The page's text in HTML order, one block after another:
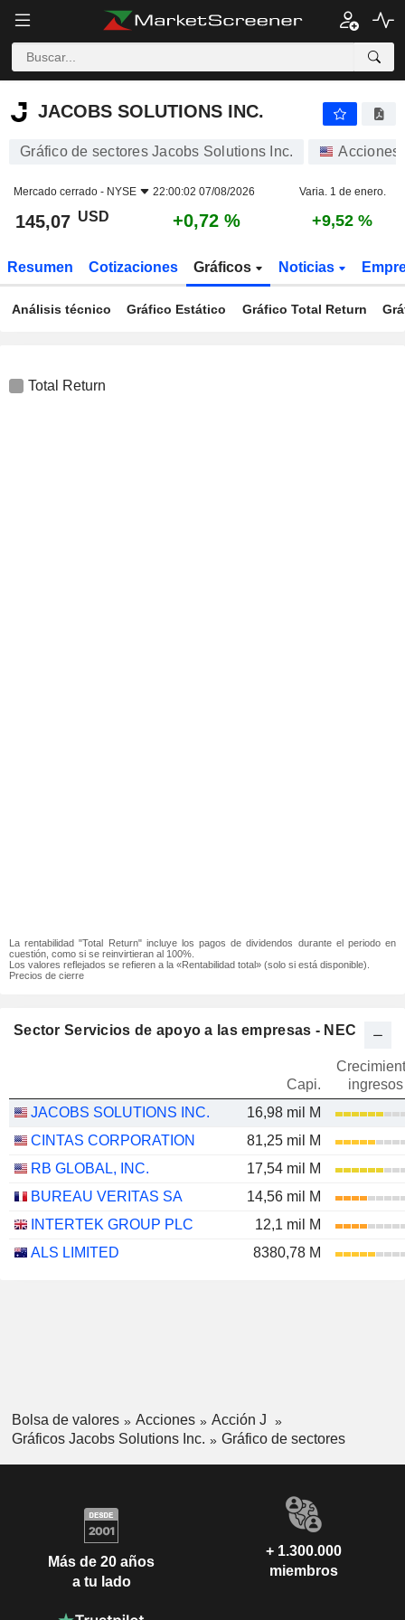
JACOBS SOLUTIONS INC.
JACOBS SOLUTIONS INC.
Gráfico de sectores Jacobs Solutions Inc. Acciones
Mercado cerrado - NYSE 22:00:02 07/08/2026 Varia. 1 de enero.
145,07 USD +0,72 % +9,52 %
Resumen Cotizaciones Gráficos Noticias
Análisis técnico Gráfico Estático Gráfico Total Return
Total Return
La rentabilidad "Total Return" incluye los pagos de dividendos durante el periodo en
cuestión, como si se reinvirtieran al 100%.
Los valores reflejados se refieren a la «Rentabilidad total» (solo si está disponible).
Precios de cierre
Sector Servicios de apoyo a las empresas - NEC
Capi.
ingresos
JACOBS SOLUTIONS INC.
16,98 mil M
CINTAS CORPORATION
81,25 mil M
RB GLOBAL, INC.
17,54 mil M
BUREAU VERITAS SA
14,56 mil M
INTERTEK GROUP PLC
12,1 mil M
ALS LIMITED
8380,78 M
Bolsa de valores Acciones
Acción J
Gráficos Jacobs Solutions Inc.
Gráfico de sectores
Más de 20 años
a tu lado
+ 1.300.000
miembros